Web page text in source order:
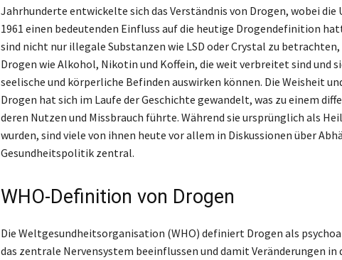
Jahrhunderte entwickelte sich das Verständnis von Drogen, wobei die
1961 einen bedeutenden Einfluss auf die heutige Drogendefinition
sind nicht nur illegale Substanzen wie LSD oder Crystal zu
Drogen wie Alkohol, Nikotin und Koffein, die weit verbreitet sind und
seelische und körperliche Befinden auswirken können. Die Weisheit
Drogen hat sich im Laufe der Geschichte gewandelt, was zu einem
deren Nutzen und Missbrauch führte. Während sie ursprünglich als
wurden, sind viele von ihnen heute vor allem in Diskussionen über
Gesundheitspolitik zentral.
WHO-Definition von Drogen
Die Weltgesundheitsorganisation (WHO) definiert Drogen als
das zentrale Nervensystem beeinflussen und damit Veränderungen in